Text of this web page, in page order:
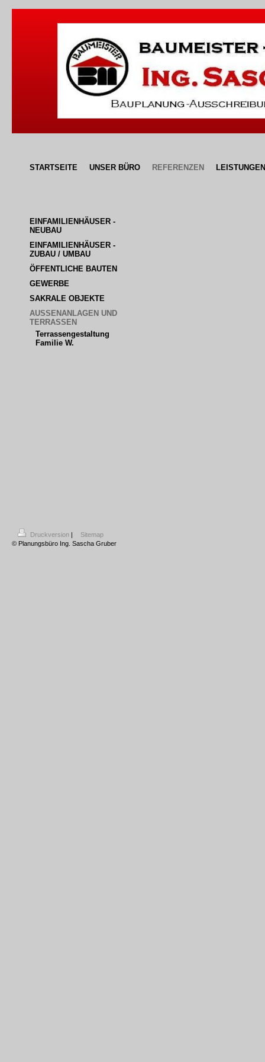
STARTSEITE UNSER BÜRO REFERENZEN LEISTUNGEN
EINFAMILIENHÄUSER -
NEUBAU
EINFAMILIENHÄUSER -
ZUBAU / UMBAU
ÖFFENTLICHE BAUTEN
GEWERBE
SAKRALE OBJEKTE
AUSSENANLAGEN UND T
ERRASSEN
Terrassengestaltung
Familie W.
Druckversion |
Sitemap
© Planungsbüro Ing. Sascha Gruber